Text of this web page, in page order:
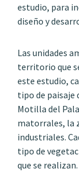
estudio, para
diseño y
Las unidades
territorio que
este estudio,
tipo de paisaje
Motilla del
matorrales, la
industriales.
tipo de
que se realizan.